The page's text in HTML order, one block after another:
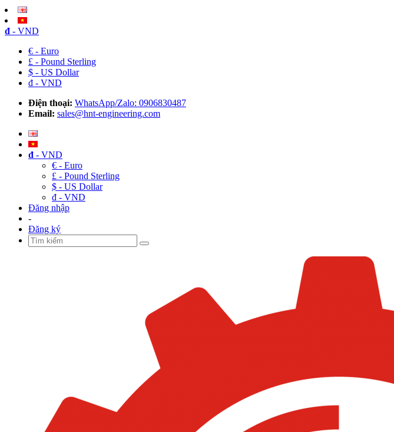
đ - VND
€ - Euro
£ - Pound Sterling
$ - US Dollar
đ - VND
Điện thoại: WhatsApp/Zalo: 0906830487
Email: sales@hnt-engineering.com
đ - VND
€ - Euro
£ - Pound Sterling
$ - US Dollar
đ - VND
Đăng nhập
-
Đăng ký